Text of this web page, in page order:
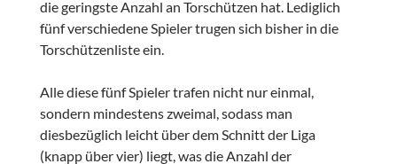
die geringste Anzahl an Torschützen hat. Lediglich
fünf verschiedene Spieler trugen sich bisher in die
Torschützenliste ein.
Alle diese fünf Spieler trafen nicht nur einmal,
sondern mindestens zweimal, sodass man
diesbezüglich leicht über dem Schnitt der Liga
(knapp über vier) liegt, was die Anzahl der